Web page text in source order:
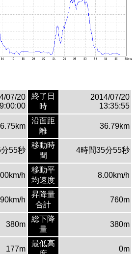
07/20
終了日
時
2014/07/20
13:35:55
沿面距
離
36.79km
55秒
移動時
間
4時間35分55秒
h
移動平
均速度
8.00km/h
h
昇降量
合計
760m
380m
総下降
量
380m
177m
最低高
0m